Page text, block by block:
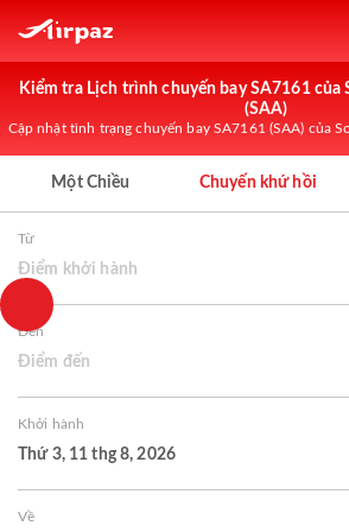
Kiểm tra Lịch trình chuyến bay SA7161
(SAA)
Cập nhật tình trạng chuyến bay SA7161 (SAA) của
Một Chiều Chuyến khứ hồi
Từ
Điểm khởi hành
Đến
Điểm đến
Khởi hành
Thứ 3, 11 thg 8, 2026
Về